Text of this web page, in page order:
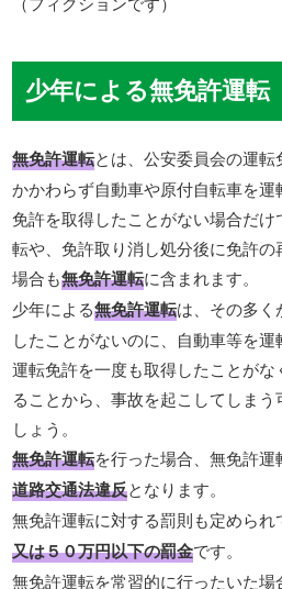
少年による無免許運転
無免許運転とは、公安委員会の運
かかわらず自動車や原付自転車を
免許を取得したことがない場合だ
転や、免許取り消し処分後に免許
場合も無免許運転に含まれます。
少年による無免許運転は、その多く
したことがないのに、自動車等を運
運転免許を一度も取得したことが
ることから、事故を起こしてしま
しょう。
無免許運転を行った場合、無免許運
道路交通法違反となります。
無免許運転に対する罰則も定められ
又は５０万円以下の罰金です。
無免許運転を常習的に行ったいた